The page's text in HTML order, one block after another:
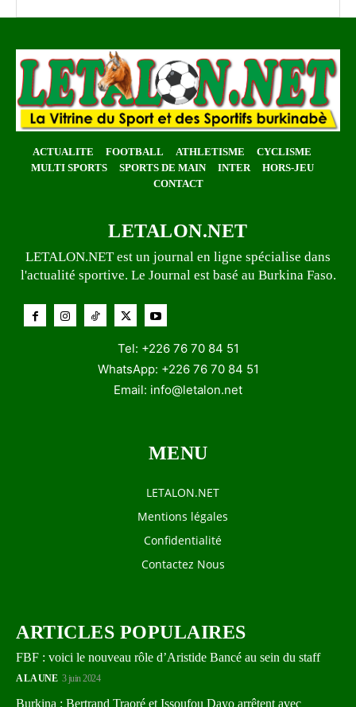
ACTUALITE FOOTBALL ATHLETISME
CYCLISME
MULTI SPORTS
SPORTS DE MAIN INTER
HORS-JEU
CONTACT
LETALON.NET
LETALON.NET est un journal en ligne spécialise dans
l'actualité sportive. Le Journal est basé au Burkina Faso.
Tel: +226 76 70 84 51
WhatsApp: +226 76 70 84 51
Email: info@letalon.net
MENU
LETALON.NET
Mentions légales
Confidentialité
Contactez Nous
ARTICLES POPULAIRES
FBF : voici le nouveau rôle d’Aristide Bancé au sein du staff
A LA UNE 3 juin 2024
Burkina : Bertrand Traoré et Issoufou Dayo arrêtent avec